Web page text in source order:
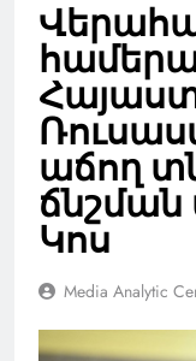
աճող
ճնշման
Կոս
Media Analytic